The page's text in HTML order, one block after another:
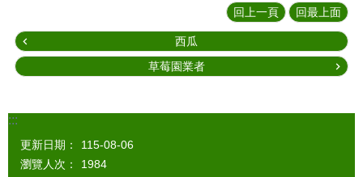
回上一頁 回最上面
西瓜
草莓園業者
:::
更新日期：
115-08-06
瀏覽人次：
1984